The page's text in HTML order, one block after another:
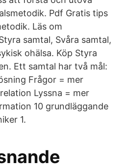
Pdf Gratis tips
Läs om
samtal, Svåra samtal,
ohälsa. Köp Styra
Ett samtal har två mål:
Frågor = mer
Lyssna = mer
10 grundläggande
1.